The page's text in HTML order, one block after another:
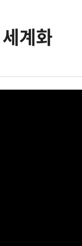
계화